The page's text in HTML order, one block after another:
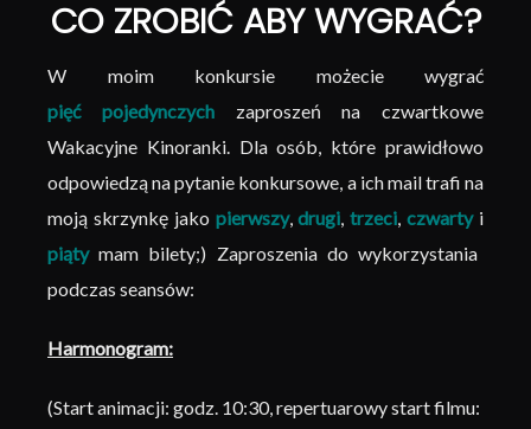
CO ZROBIĆ ABY WYGRAĆ?
W moim konkursie możecie wygrać
pięć pojedynczychzaproszeń na czwartkowe
Wakacyjne Kinoranki. Dla osób, które prawidłowo
odpowiedzą na pytanie konkursowe, a ich mail trafi na
moją skrzynkę jako pierwszy,drugi ,trzeci ,czwarty i
piątymam bilety;) Zaproszenia do wykorzystania
podczas seansów:
Harmonogram:
(Start animacji: godz. 10:30, repertuarowy start filmu: